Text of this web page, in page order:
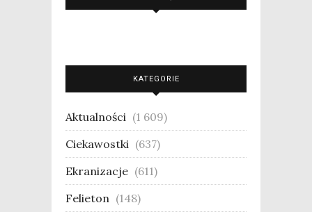
KATEGORIE
Aktualności (1 609)
Ciekawostki (637)
Ekranizacje (611)
Felieton (148)